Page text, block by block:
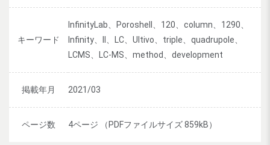
キーワード
InfinityLab、Poroshell、120、column、1290、
Infinity、II、LC、Ultivo、triple、quadrupole、
LCMS、LC-MS、method、development
掲載年月 2021/03
ページ数 4ページ （PDFファイルサイズ 859kB）